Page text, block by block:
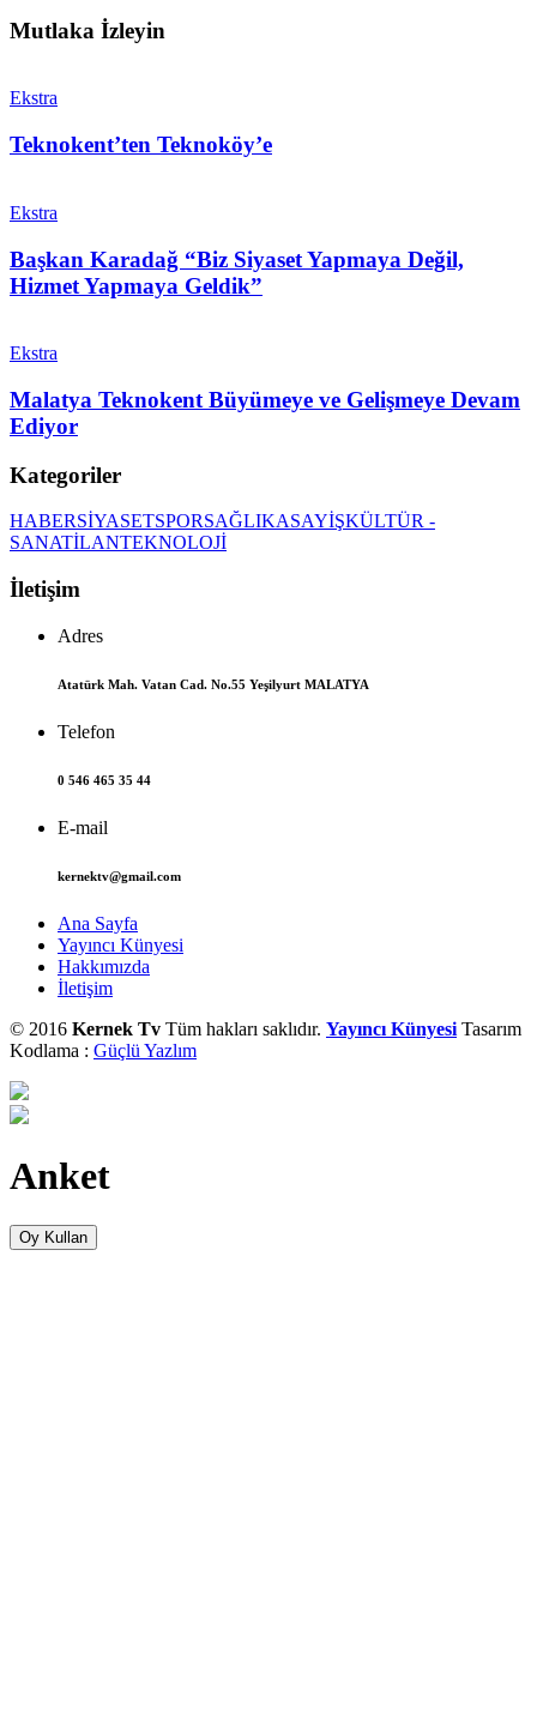
Mutlaka İzleyin
Ekstra
Teknokent’ten Teknoköy’e
Ekstra
Başkan Karadağ “Biz Siyaset Yapmaya Değil,
Hizmet Yapmaya Geldik”
Ekstra
Malatya Teknokent Büyümeye ve Gelişmeye Devam
Ediyor
Kategoriler
HABERSİYASETSPORSAĞLIKASAYİŞKÜLTÜR -
SANATİLANTEKNOLOJİ
İletişim
Adres
Atatürk Mah. Vatan Cad. No.55 Yeşilyurt MALATYA
Telefon
0 546 465 35 44
E-mail
kernektv@gmail.com
Ana Sayfa
Yayıncı Künyesi
Hakkımızda
İletişim
© 2016 Kernek Tv Tüm hakları saklıdır. Yayıncı Künyesi Tasarım
Kodlama : Güçlü Yazlım
Anket